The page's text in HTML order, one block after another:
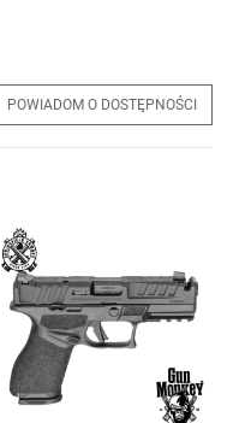
POWIADOM O DOSTĘPNOŚCI